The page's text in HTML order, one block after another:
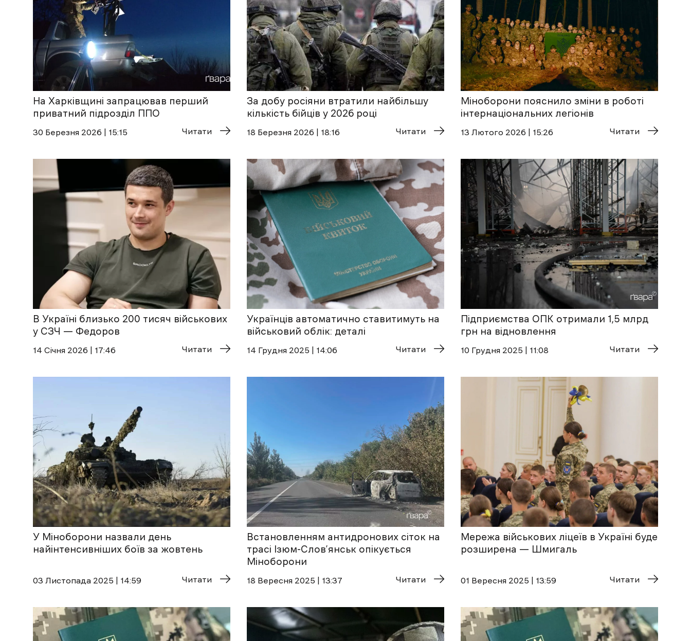
На Харківщині запрацював перший
приватний підрозділ ППО
30 Березня 2026 | 15:15 Читати
За добу росіяни втратили найбільшу
кількість бійців у 2026 році
18 Березня 2026 | 18:16 Читати
Міноборони пояснило зміни в роботі
інтернаціональних легіонів
13 Лютого 2026 | 15:26 Читати
В Україні близько 200 тисяч військових
у СЗЧ — Федоров
14 Січня 2026 | 17:46 Читати
Українців автоматично ставитимуть на
військовий облік: деталі
14 Грудня 2025 | 14:06 Читати
Підприємства ОПК отримали 1,5 млрд
грн на відновлення
10 Грудня 2025 | 11:08 Читати
У Міноборони назвали день
найінтенсивніших боїв за жовтень
03 Листопада 2025 | 14:59 Читати
Встановленням антидронових сіток на
трасі Ізюм-Слов’янськ опікується
Міноборони
18 Вересня 2025 | 13:37 Читати
Мережа військових ліцеїв в Україні буде
розширена — Шмигаль
01 Вересня 2025 | 13:59 Читати